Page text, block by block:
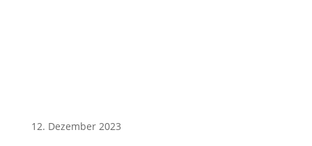
12. Dezember 2023